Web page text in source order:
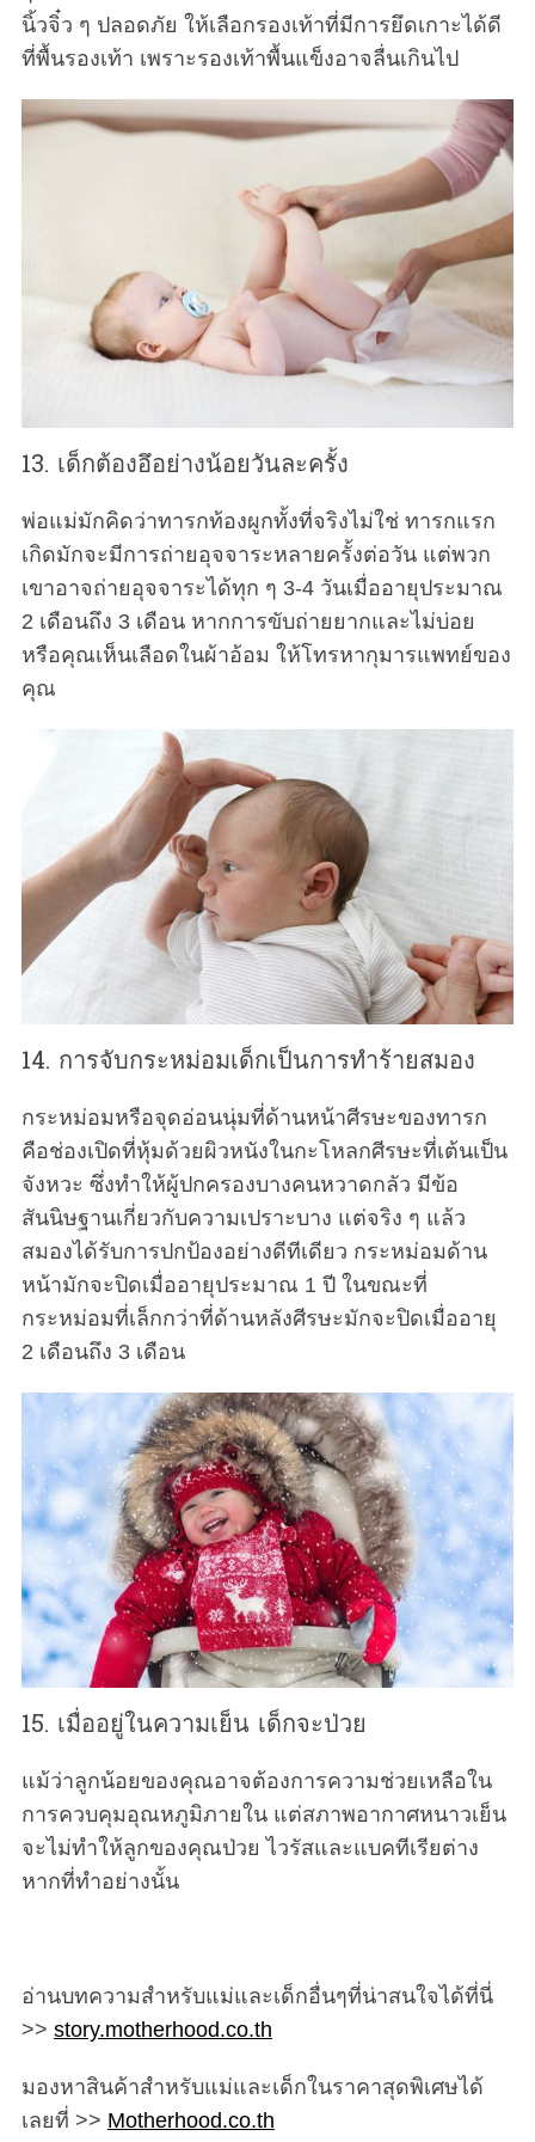
นิ้วจิ๋ว ๆ ปลอดภัย ให้เลือกรองเท้าที่มีการยึดเกาะได้ดี
ที่พื้นรองเท้า เพราะรองเท้าพื้นแข็งอาจลื่นเกินไป
13. เด็กต้องอึอย่างน้อยวันละครั้ง
พ่อแม่มักคิดว่าทารกท้องผูกทั้งที่จริงไม่ใช่ ทารกแรก
เกิดมักจะมีการถ่ายอุจจาระหลายครั้งต่อวัน แต่พวก
เขาอาจถ่ายอุจจาระได้ทุก ๆ 3-4 วันเมื่ออายุประมาณ
2 เดือนถึง 3 เดือน หากการขับถ่ายยากและไม่บ่อย
หรือคุณเห็นเลือดในผ้าอ้อม ให้โทรหากุมารแพทย์ของ
คุณ
14. การจับกระหม่อมเด็กเป็นการทำร้ายสมอง
กระหม่อมหรือจุดอ่อนนุ่มที่ด้านหน้าศีรษะของทารก
คือช่องเปิดที่หุ้มด้วยผิวหนังในกะโหลกศีรษะที่เต้นเป็น
จังหวะ ซึ่งทำให้ผู้ปกครองบางคนหวาดกลัว มีข้อ
สันนิษฐานเกี่ยวกับความเปราะบาง แต่จริง ๆ แล้ว
สมองได้รับการปกป้องอย่างดีทีเดียว กระหม่อมด้าน
หน้ามักจะปิดเมื่ออายุประมาณ 1 ปี ในขณะที่
กระหม่อมที่เล็กกว่าที่ด้านหลังศีรษะมักจะปิดเมื่ออายุ
2 เดือนถึง 3 เดือน
15. เมื่ออยู่ในความเย็น เด็กจะป่วย
แม้ว่าลูกน้อยของคุณอาจต้องการความช่วยเหลือใน
การควบคุมอุณหภูมิภายใน แต่สภาพอากาศหนาวเย็น
จะไม่ทำให้ลูกของคุณป่วย ไวรัสและแบคทีเรียต่าง
หากที่ทำอย่างนั้น
อ่านบทความสำหรับแม่และเด็กอื่นๆที่น่าสนใจได้ที่นี่
>> story.motherhood.co.th
มองหาสินค้าสำหรับแม่และเด็กในราคาสุดพิเศษได้
เลยที่ >> Motherhood.co.th